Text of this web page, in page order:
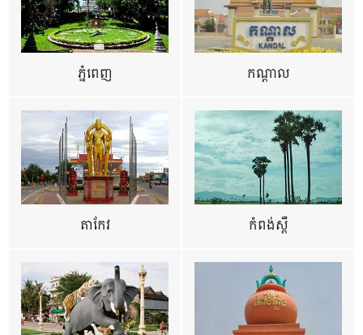
ភ្នំពេញ កណ្តាល
តាកែវ កំពង់ស្ពឺ